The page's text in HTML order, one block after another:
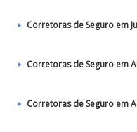
Corretoras de Seguro em
Corretoras de Seguro em
Corretoras de Seguro em